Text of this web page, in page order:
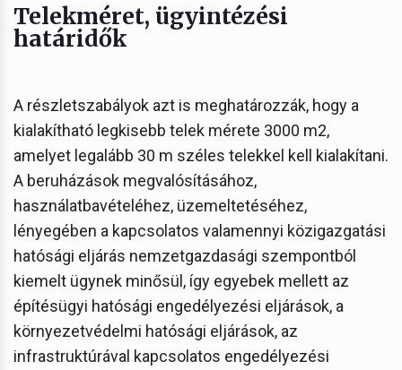
Telekméret, ügyintézési
határidők
A részletszabályok azt is meghatározzák, hogy a
kialakítható legkisebb telek mérete 3000 m2,
amelyet legalább 30 m széles telekkel kell kialakítani.
A beruházások megvalósításához,
használatbavételéhez, üzemeltetéséhez,
lényegében a kapcsolatos valamennyi közigazgatási
hatósági eljárás nemzetgazdasági szempontból
kiemelt ügynek minősül, így egyebek mellett az
építésügyi hatósági engedélyezési eljárások, a
környezetvédelmi hatósági eljárások, az
infrastruktúrával kapcsolatos engedélyezési